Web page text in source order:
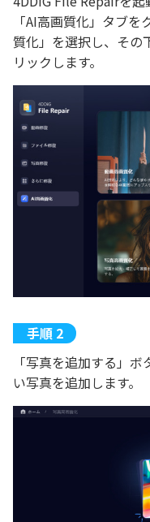
「AI高画質化」タブ
質化」を選択し、その
リックします。
「写真を追加する」
い写真を追加します。